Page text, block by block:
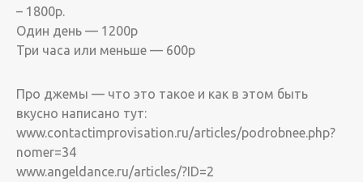
– 1800р.
Один день — 1200р
Три часа или меньше — 600р
Про джемы — что это такое и как в этом быть
вкусно написано тут:
www.contactimprovisation.ru/articles/podrobnee.php?
nomer=34
www.angeldance.ru/articles/?ID=2